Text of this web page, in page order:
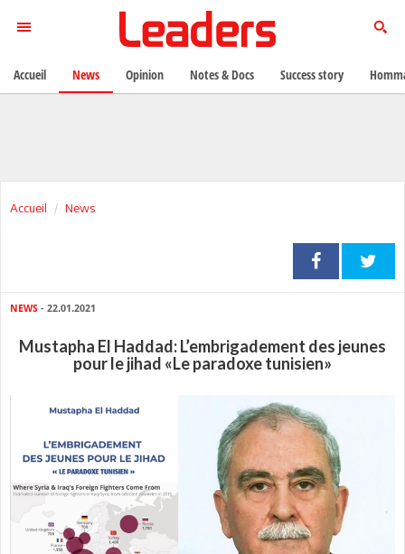
Accueil News
NEWS - 22.01.2021
Mustapha El Haddad: L’embrigadement des jeunes
pour le jihad «Le paradoxe tunisien»
Accueil News Opinion Notes & Docs Success story